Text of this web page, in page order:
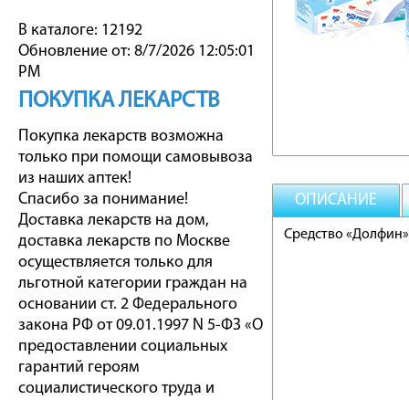
В каталоге: 12192
Обновление от: 8/7/2026 12:05:01
PM
ПОКУПКА ЛЕКАРСТВ
Покупка лекарств возможна
только при помощи самовывоза
из наших аптек!
Спасибо за понимание!
Доставка лекарств на дом,
доставка лекарств по Москве
осуществляется только для
льготной категории граждан на
основании ст. 2 Федерального
закона РФ от 09.01.1997 N 5-ФЗ «О
предоставлении социальных
гарантий героям
социалистического труда и
ОПИСАНИЕ
Средство «Долфин»